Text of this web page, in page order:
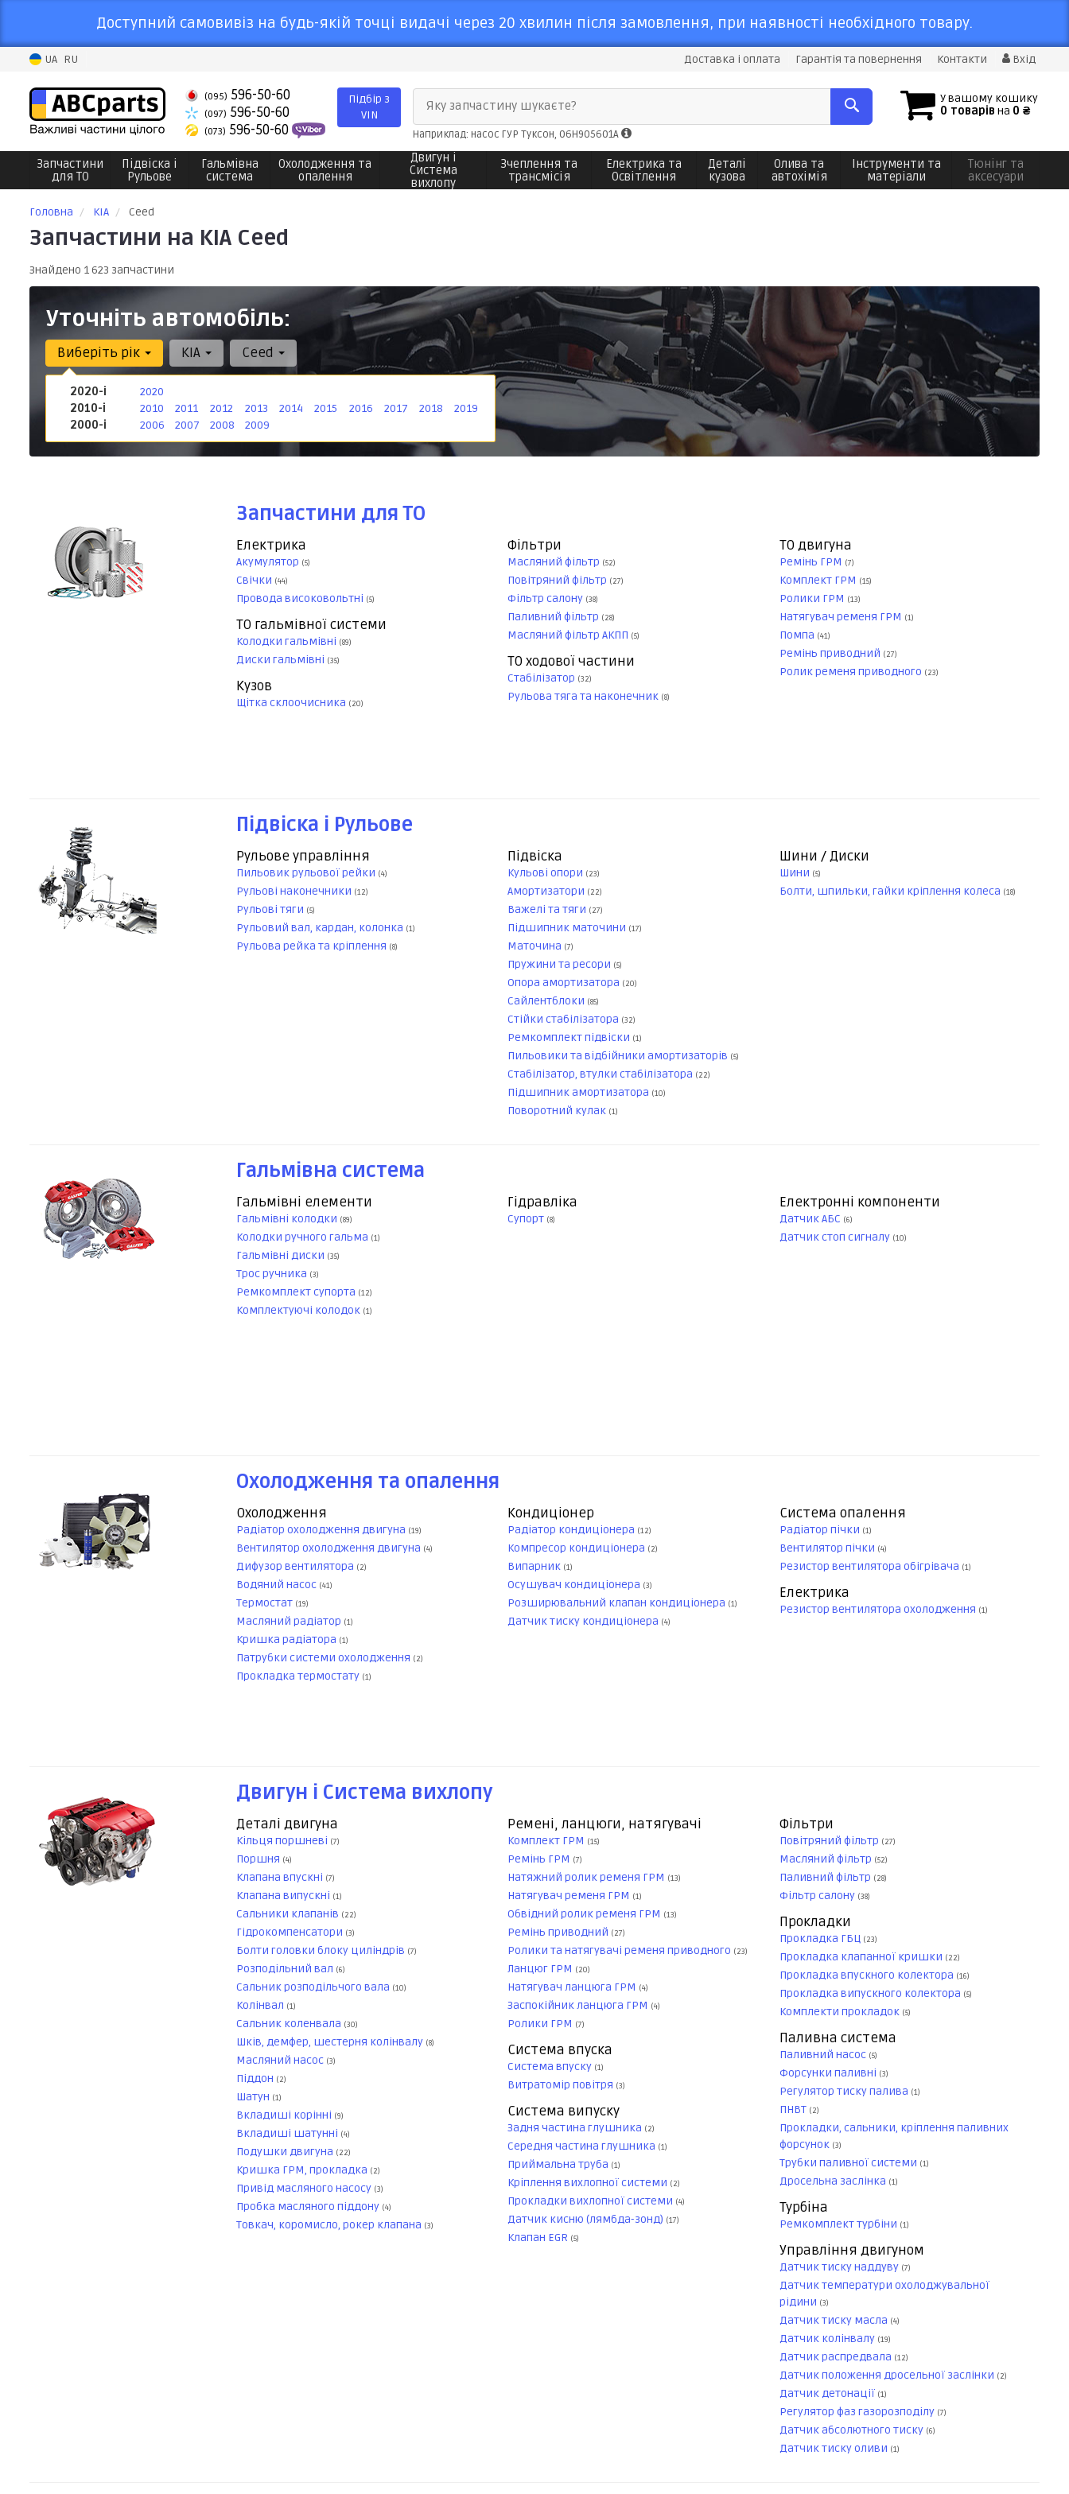
Доступний самовивіз на будь-якій точці видачі через 20 хвилин після замовлення, при наявності необхідного товару.
UA RU Доставка і оплата Гарантія та повернення Контакти Вхід
(095) 596-50-60
(097) 596-50-60
(073) 596-50-60
Підбір з
VIN
У вашому кошику
0 товарів на 0 ₴
Яку запчастину шукаєте?
Наприклад: насос ГУР Туксон, 06H905601A
Запчастини
для ТО
Підвіска і
Рульове
Гальмівна
система
Охолодження та
опалення
Двигун і
Система
вихлопу
Зчеплення та
трансмісія
Електрика та
Освітлення
Деталі
кузова
Олива та
автохімія
Інструменти та
матеріали
Тюнінг та
аксесуари
Головна KIA Ceed
Запчастини на KIA Ceed
Знайдено 1 623 запчастини
Уточніть автомобіль:
Виберіть рік
2020-і
2020
2010-і
2010 2011 2012 2013 2014 2015 2016 2017 2018
2019
2000-і
2006 2007 2008 2009
KIA Ceed
Запчастини для ТО
Електрика
Акумулятор (5)
Свічки (44)
Провода високовольтні (5)
Фільтри
Масляний фільтр (52)
Повітряний фільтр (27)
Фільтр салону (38)
Паливний фільтр (28)
Масляний фільтр АКПП (5)
ТО двигуна
Ремінь ГРМ (7)
Комплект ГРМ (15)
Ролики ГРМ (13)
Натягувач ременя ГРМ (1)
Помпа (41)
Ремінь приводний (27)
Ролик ременя приводного (23)
ТО гальмівної системи
Колодки гальмівні (89)
Диски гальмівні (35) ТО ходової частини
Стабілізатор (32)
Рульова тяга та наконечник (8)
Кузов
Щітка склоочисника (20)
Підвіска і Рульове
Рульове управління
Пильовик рульової рейки (4)
Рульові наконечники (12)
Рульові тяги (5)
Рульовий вал, кардан, колонка (1)
Рульова рейка та кріплення (8)
Підвіска
Кульові опори (23)
Амортизатори (22)
Важелі та тяги (27)
Підшипник маточини (17)
Маточина (7)
Пружини та ресори (5)
Опора амортизатора (20)
Сайлентблоки (85)
Стійки стабілізатора (32)
Ремкомплект підвіски (1)
Пильовики та відбійники амортизаторів (5)
Стабілізатор, втулки стабілізатора (22)
Підшипник амортизатора (10)
Поворотний кулак (1)
Шини / Диски
Шини (5)
Болти, шпильки, гайки кріплення колеса (18)
Гальмівна система
Гальмівні елементи
Гальмівні колодки (89)
Колодки ручного гальма (1)
Гальмівні диски (35)
Трос ручника (3)
Ремкомплект супорта (12)
Комплектуючі колодок (1)
Гідравліка
Супорт (8)
Електронні компоненти
Датчик АБС (6)
Датчик стоп сигналу (10)
Охолодження та опалення
Охолодження
Радіатор охолодження двигуна (19)
Вентилятор охолодження двигуна (4)
Дифузор вентилятора (2)
Водяний насос (41)
Термостат (19)
Масляний радіатор (1)
Кришка радіатора (1)
Патрубки системи охолодження (2)
Прокладка термостату (1)
Кондиціонер
Радіатор кондиціонера (12)
Компресор кондиціонера (2)
Випарник (1)
Осушувач кондиціонера (3)
Розширювальний клапан кондиціонера (1)
Датчик тиску кондиціонера (4)
Система опалення
Радіатор пічки (1)
Вентилятор пічки (4)
Резистор вентилятора обігрівача (1)
Електрика
Резистор вентилятора охолодження (1)
Двигун і Система вихлопу
Деталі двигуна
Кільця поршневі (7)
Поршня (4)
Клапана впускні (7)
Клапана випускні (1)
Сальники клапанів (22)
Гідрокомпенсатори (3)
Болти головки блоку циліндрів (7)
Розподільний вал (6)
Сальник розподільчого вала (10)
Колінвал (1)
Сальник коленвала (30)
Шків, демфер, шестерня колінвалу (8)
Масляний насос (3)
Піддон (2)
Шатун (1)
Вкладиші корінні (9)
Вкладиші шатунні (4)
Подушки двигуна (22)
Кришка ГРМ, прокладка (2)
Привід масляного насосу (3)
Пробка масляного піддону (4)
Товкач, коромисло, рокер клапана (3)
Ремені, ланцюги, натягувачі
Комплект ГРМ (15)
Ремінь ГРМ (7)
Натяжний ролик ременя ГРМ (13)
Натягувач ременя ГРМ (1)
Обвідний ролик ременя ГРМ (13)
Ремінь приводний (27)
Ролики та натягувачі ременя приводного (23)
Ланцюг ГРМ (20)
Натягувач ланцюга ГРМ (4)
Заспокійник ланцюга ГРМ (4)
Ролики ГРМ (7)
Фільтри
Повітряний фільтр (27)
Масляний фільтр (52)
Паливний фільтр (28)
Фільтр салону (38)
Прокладки
Прокладка ГБЦ (23)
Прокладка клапанної кришки (22)
Прокладка впускного колектора (16)
Прокладка випускного колектора (5)
Комплекти прокладок (5)
Паливна система
Паливний насос (5)
Форсунки паливні (3)
Регулятор тиску палива (1)
ПНВТ (2)
Прокладки, сальники, кріплення паливних
форсунок (3)
Трубки паливної системи (1)
Дросельна заслінка (1)
Система впуска
Система впуску (1)
Витратомір повітря (3)
Система випуску
Задня частина глушника (2)
Середня частина глушника (1)
Приймальна труба (1)
Кріплення вихлопної системи (2)
Прокладки вихлопної системи (4)
Датчик кисню (лямбда-зонд) (17)
Клапан EGR (5)
Турбіна
Ремкомплект турбіни (1)
Управління двигуном
Датчик тиску наддуву (7)
Датчик температури охолоджувальної
рідини (3)
Датчик тиску масла (4)
Датчик колінвалу (19)
Датчик распредвала (12)
Датчик положення дросельної заслінки (2)
Датчик детонації (1)
Регулятор фаз газорозподілу (7)
Датчик абсолютного тиску (6)
Датчик тиску оливи (1)